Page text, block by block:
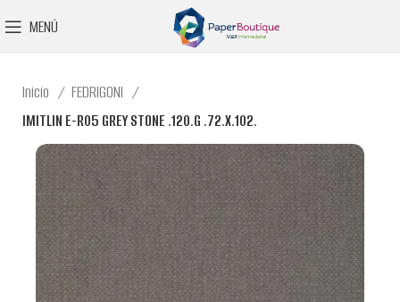
MENÚ
Inicio
FEDRIGONI
IMITLIN E-R05 GREY STONE .120.G .72.X.102.